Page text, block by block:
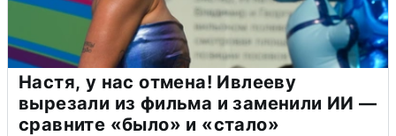
Настя, у нас отмена! Ивлееву
вырезали из фильма и заменили ИИ —
сравните «было» и «стало»